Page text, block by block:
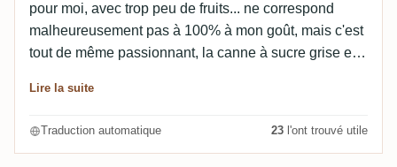
pour moi, avec trop peu de fruits... ne correspond
malheureusement pas à 100% à mon goût, mais c'est
tout de même passionnant, la canne à sucre grise en
Lire la suite
Traduction automatique 23 l'ont trouvé utile